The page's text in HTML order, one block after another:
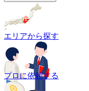
エリアから探す
プロに依頼する